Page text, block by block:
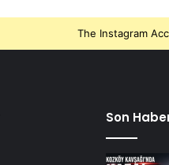
The Instagram
Son